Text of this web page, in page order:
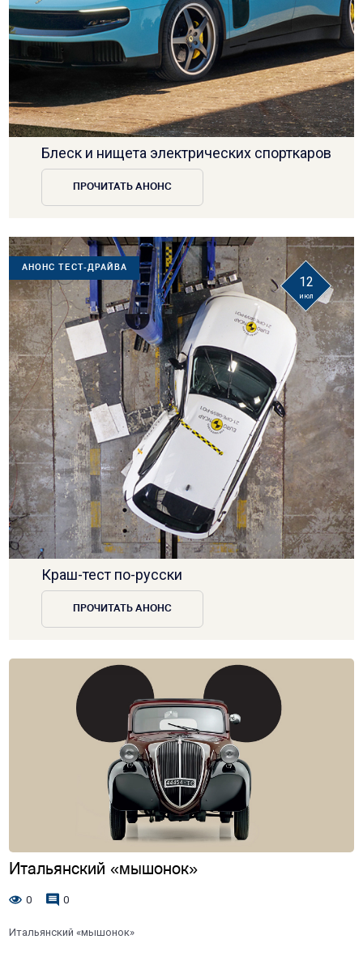
Блеск и нищета электрических спорткаров
ПРОЧИТАТЬ АНОНС
АНОНС ТЕСТ-ДРАЙВА
12
июл
Краш-тест по-русски
ПРОЧИТАТЬ АНОНС
Итальянский «мышонок»
0 0
Итальянский «мышонок»